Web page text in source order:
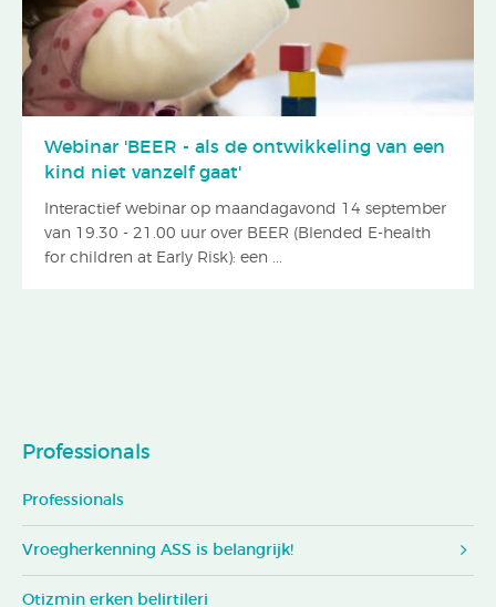
Webinar 'BEER - als de ontwikkeling van een
kind niet vanzelf gaat'
Interactief webinar op maandagavond 14 september
van 19.30 - 21.00 uur over BEER (Blended E-health
for children at Early Risk): een ...
Professionals
Professionals
Vroegherkenning ASS is belangrijk!
Otizmin erken belirtileri